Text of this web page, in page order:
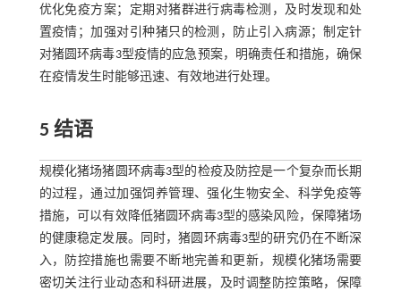
优化免疫方案；定期对猪群进行病毒检测，及时发现和处
置疫情；加强对引种猪只的检测，防止引入病源；制定针
对猪圆环病毒3型疫情的应急预案，明确责任和措施，确保
在疫情发生时能够迅速、有效地进行处理。
5 结语
规模化猪场猪圆环病毒3型的检疫及防控是一个复杂而长期
的过程，通过加强饲养管理、强化生物安全、科学免疫等
措施，可以有效降低猪圆环病毒3型的感染风险，保障猪场
的健康稳定发展。同时，猪圆环病毒3型的研究仍在不断深
入，防控措施也需要不断地完善和更新，规模化猪场需要
密切关注行业动态和科研进展，及时调整防控策略，保障